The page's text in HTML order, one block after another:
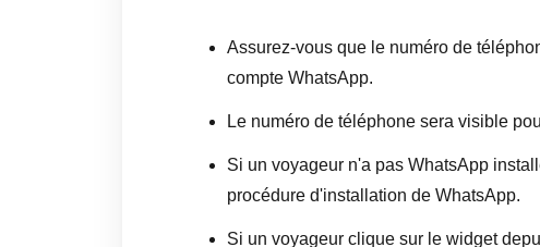
Assurez-vous que le numéro de
compte WhatsApp.
Le numéro de téléphone sera visible
Si un voyageur n'a pas WhatsApp
procédure d'installation de WhatsApp.
Si un voyageur clique sur le widget